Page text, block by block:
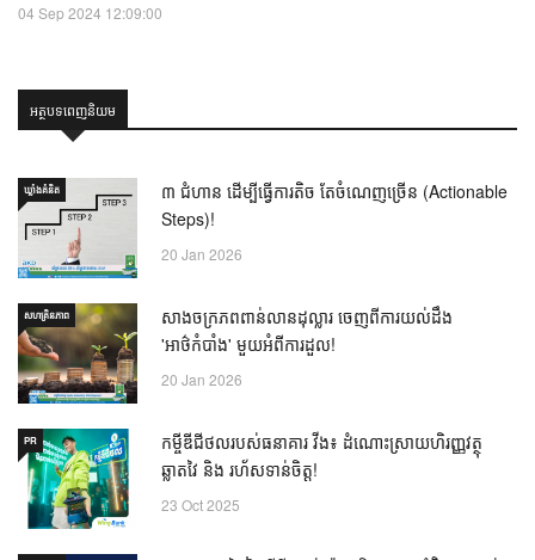
04 Sep 2024 12:09:00
អត្ថបទពេញនិយម
ឃ្លាំង​គំនិត
៣ ជំហាន ដើម្បីធ្វើការតិច តែចំណេញច្រើន (Actionable
Steps)!
20 Jan 2026
សហគ្រិនភាព
សាងចក្រភពពាន់លានដុល្លារ ចេញពីការយល់ដឹង
'អាថ៌កំបាំង' មួយអំពីការដួល!
20 Jan 2026
PR
កម្ចីឌីជីថលរបស់ធនាគារ វីង៖ ដំណោះស្រាយហិរញ្ញវត្ថុ
ឆ្លាតវៃ និង រហ័សទាន់ចិត្ត!
23 Oct 2025